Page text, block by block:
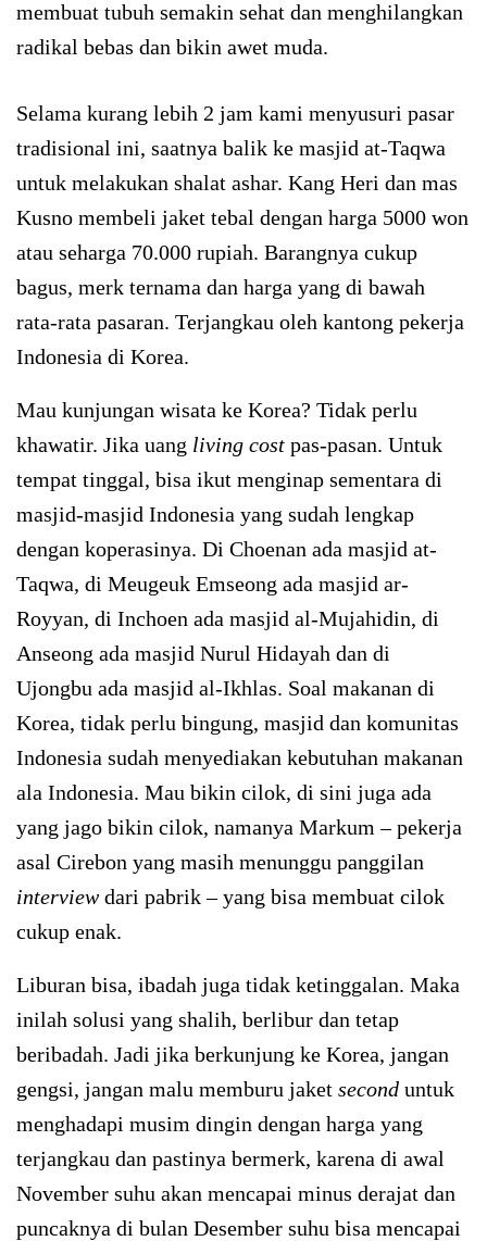
membuat tubuh semakin sehat dan menghilangkan
radikal bebas dan bikin awet muda.
Selama kurang lebih 2 jam kami menyusuri pasar
tradisional ini, saatnya balik ke masjid at-Taqwa
untuk melakukan shalat ashar. Kang Heri dan mas
Kusno membeli jaket tebal dengan harga 5000 won
atau seharga 70.000 rupiah. Barangnya cukup
bagus, merk ternama dan harga yang di bawah
rata-rata pasaran. Terjangkau oleh kantong pekerja
Indonesia di Korea.
Mau kunjungan wisata ke Korea? Tidak perlu
khawatir. Jika uang living cost pas-pasan. Untuk
tempat tinggal, bisa ikut menginap sementara di
masjid-masjid Indonesia yang sudah lengkap
dengan koperasinya. Di Choenan ada masjid at-
Taqwa, di Meugeuk Emseong ada masjid ar-
Royyan, di Inchoen ada masjid al-Mujahidin, di
Anseong ada masjid Nurul Hidayah dan di
Ujongbu ada masjid al-Ikhlas. Soal makanan di
Korea, tidak perlu bingung, masjid dan komunitas
Indonesia sudah menyediakan kebutuhan makanan
ala Indonesia. Mau bikin cilok, di sini juga ada
yang jago bikin cilok, namanya Markum – pekerja
asal Cirebon yang masih menunggu panggilan
interviewdari pabrik – yang bisa membuat cilok
cukup enak.
Liburan bisa, ibadah juga tidak ketinggalan. Maka
inilah solusi yang shalih, berlibur dan tetap
beribadah. Jadi jika berkunjung ke Korea, jangan
gengsi, jangan malu memburu jaket second untuk
menghadapi musim dingin dengan harga yang
terjangkau dan pastinya bermerk, karena di awal
November suhu akan mencapai minus derajat dan
puncaknya di bulan Desember suhu bisa mencapai